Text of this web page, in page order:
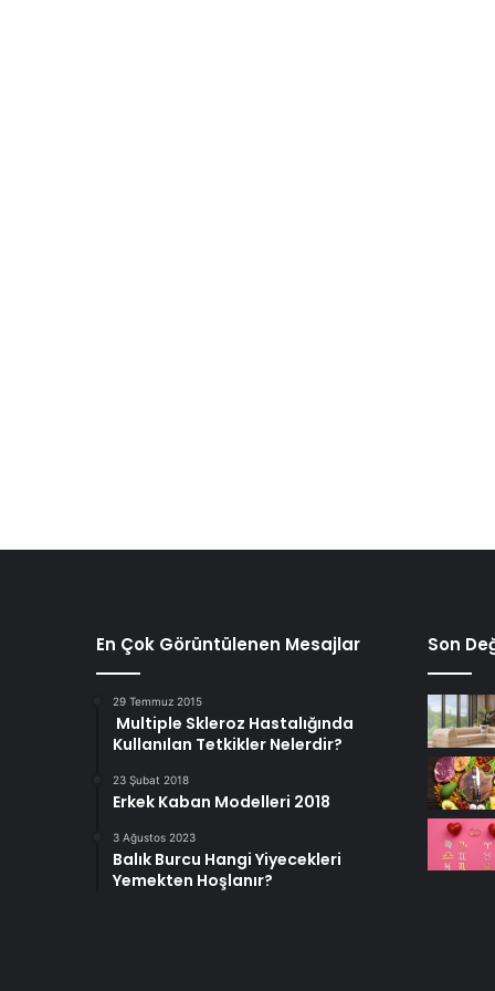
En Çok Görüntülenen Mesajlar
29 Temmuz 2015
Multiple Skleroz Hastalığında
Kullanılan Tetkikler Nelerdir?
23 Şubat 2018
Erkek Kaban Modelleri 2018
3 Ağustos 2023
Balık Burcu Hangi Yiyecekleri
Yemekten Hoşlanır?
Son